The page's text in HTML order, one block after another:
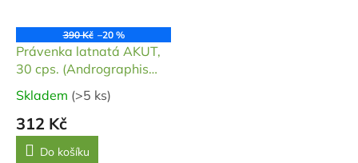
390 Kč –20 %
Právenka latnatá AKUT,
30 cps. (Andrographis
Průměrné
hodnocení
produktu
Skladem (>5 ks)
312 Kč
Do košíku